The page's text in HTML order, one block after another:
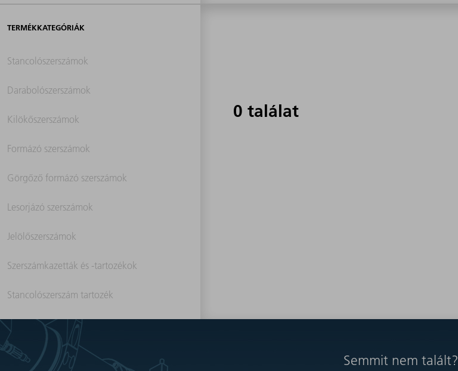
TERMÉKKATEGÓRIÁK
Stancolószerszámok
Darabolószerszámok
Kilökőszerszámok
Formázó szerszámok
Görgőző formázó szerszámok
Lesorjázó szerszámok
Jelölőszerszámok
Szerszámkazetták és -tartozékok
Stancolószerszám tartozék
0 találat
Semmit nem talált?